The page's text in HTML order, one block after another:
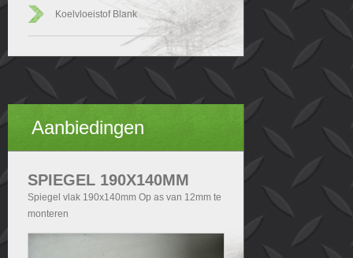
Koelvloeistof Blank
Aanbiedingen
SPIEGEL 190X140MM
Spiegel vlak 190x140mm Op as van 12mm te
monteren